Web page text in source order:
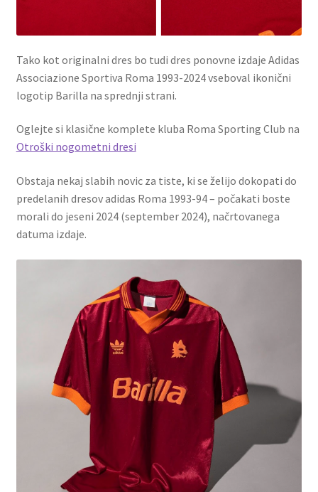
Tako kot originalni dres bo tudi dres ponovne izdaje Adidas
Associazione Sportiva Roma 1993-2024 vseboval ikonični
logotip Barilla na sprednji strani.
Oglejte si klasične komplete kluba Roma Sporting Club na
Otroški nogometni dresi
Obstaja nekaj slabih novic za tiste, ki se želijo dokopati do
predelanih dresov adidas Roma 1993-94 – počakati boste
morali do jeseni 2024 (september 2024), načrtovanega
datuma izdaje.